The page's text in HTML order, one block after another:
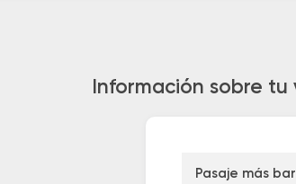
Información sobre
Pasaje más